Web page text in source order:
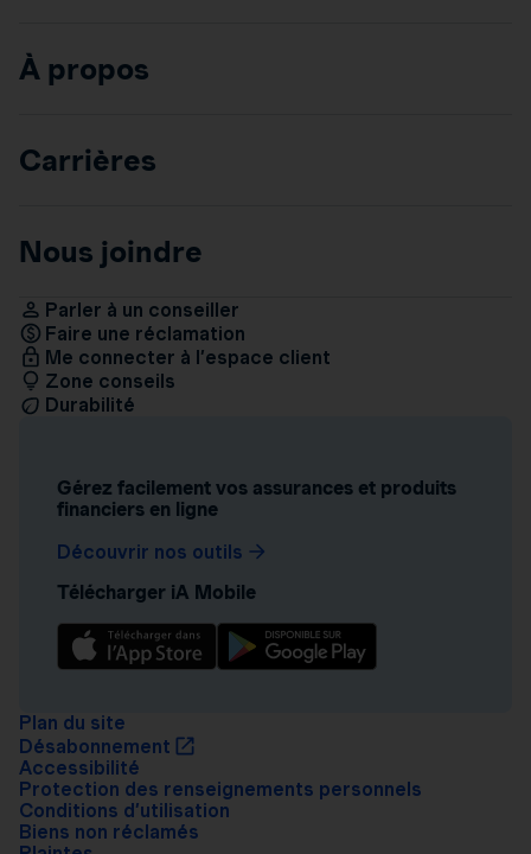
À propos
Carrières
Nous joindre
Parler à un conseiller
Faire une réclamation
Me connecter à l’espace client
Zone conseils
Durabilité
Gérez facilement vos assurances et produits
financiers en ligne
Découvrir nos outils
Télécharger iA Mobile
Plan du site
Désabonnement
Accessibilité
Protection des renseignements personnels
Conditions d’utilisation
Biens non réclamés